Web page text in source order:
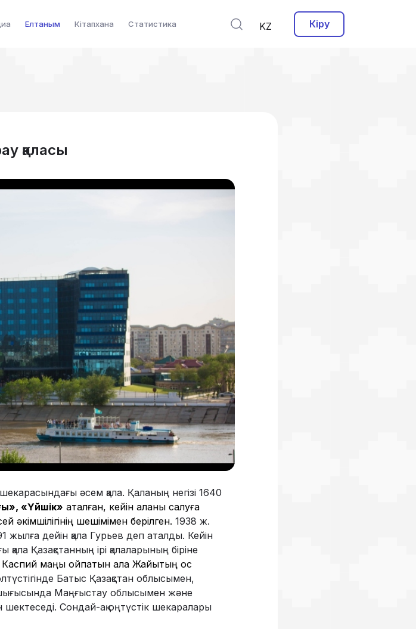
Елтаным Кітапхана Статистика KZ Кіру
қаласы
әсем қала. Қаланың негізі 1640
«Үйшік» аталған, кейін қаланы салуға
әкімшілігінің шешімімен берілген. 1938 ж.
жылға дейін қала Гурьев деп аталды. Кейін
Қазақстанның ірі қалаларының біріне
Каспий маңы ойпатын ала Жайықтың қос
Батыс Қазақстан облысымен,
Маңғыстау облысымен және
Сондай-ақ оңтүстік шекаралары